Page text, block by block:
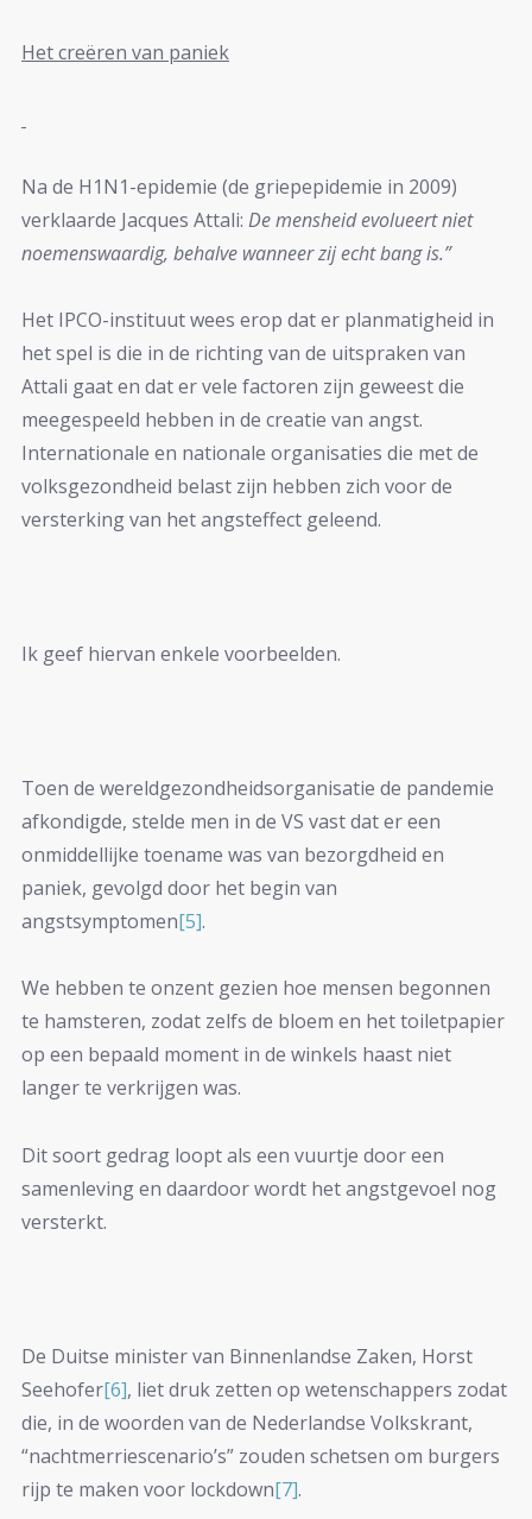
Het creëren van paniek
Na de H1N1-epidemie (de griepepidemie in 2009)
verklaarde Jacques Attali: De mensheid evolueert niet
noemenswaardig, behalve wanneer zij echt bang is.”
Het IPCO-instituut wees erop dat er planmatigheid in
het spel is die in de richting van de uitspraken van
Attali gaat en dat er vele factoren zijn geweest die
meegespeeld hebben in de creatie van angst.
Internationale en nationale organisaties die met de
volksgezondheid belast zijn hebben zich voor de
versterking van het angsteffect geleend.
Ik geef hiervan enkele voorbeelden.
Toen de wereldgezondheidsorganisatie de pandemie
afkondigde, stelde men in de VS vast dat er een
onmiddellijke toename was van bezorgdheid en
paniek, gevolgd door het begin van
angstsymptomen[5].
We hebben te onzent gezien hoe mensen begonnen
te hamsteren, zodat zelfs de bloem en het toiletpapier
op een bepaald moment in de winkels haast niet
langer te verkrijgen was.
Dit soort gedrag loopt als een vuurtje door een
samenleving en daardoor wordt het angstgevoel nog
versterkt.
De Duitse minister van Binnenlandse Zaken, Horst
Seehofer[6], liet druk zetten op wetenschappers zodat
die, in de woorden van de Nederlandse Volkskrant,
“nachtmerriescenario’s” zouden schetsen om burgers
rijp te maken voor lockdown[7].